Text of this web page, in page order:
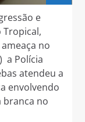
e
no
a Polícia
atendeu a
envolvendo
branca no